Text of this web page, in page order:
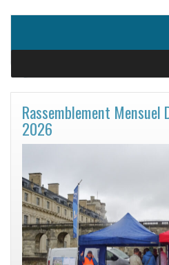
Rassemblement Mensuel
2026